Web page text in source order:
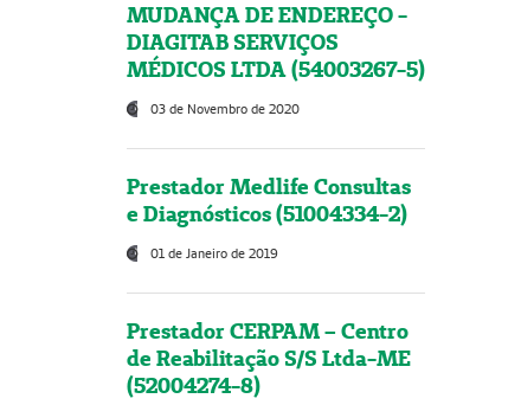
MUDANÇA DE ENDEREÇO -
DIAGITAB SERVIÇOS
MÉDICOS LTDA (54003267-5)
03 de Novembro de 2020
Prestador Medlife Consultas
e Diagnósticos (51004334-2)
01 de Janeiro de 2019
Prestador CERPAM – Centro
de Reabilitação S/S Ltda-ME
(52004274-8)